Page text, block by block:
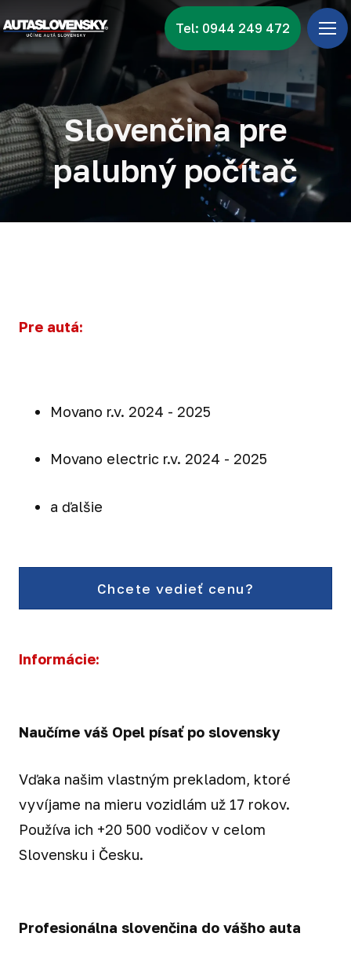
Tel: 0944 249 472
Slovenčina pre
palubný počítač
Pre autá:
Movano r.v. 2024 - 2025
Movano electric r.v. 2024 - 2025
a ďalšie
Chcete vedieť cenu?
Informácie:
Naučíme váš Opel písať po slovensky
Vďaka našim vlastným prekladom, ktoré
vyvíjame na mieru vozidlám už 17 rokov.
Používa ich +20 500 vodičov v celom
Slovensku i Česku.
Profesionálna slovenčina do vášho auta